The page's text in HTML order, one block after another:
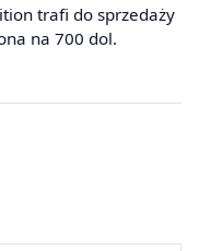
trafi do sprzedaży
na 700 dol.